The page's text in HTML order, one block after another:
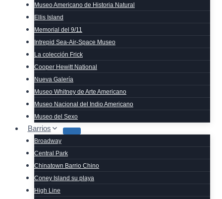
Museo Americano de Historia Natural
Ellis Island
Memorial del 9/11
Intrepid Sea-Air-Space Museo
La colección Frick
Cooper Hewitt National
Nueva Galería
Museo Whitney de Arte Americano
Museo Nacional del Indio Americano
Museo del Sexo
Barrios
Broadway
Central Park
Chinatown Barrio Chino
Coney Island su playa
High Line